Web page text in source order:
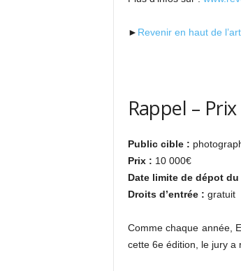
► Revenir en haut de
Rappel –
Public cible :
Prix : 10 000€
Date limite de dépot
Droits d’entrée : gratuit
Comme chaque année,
cette 6e édition, le jury a